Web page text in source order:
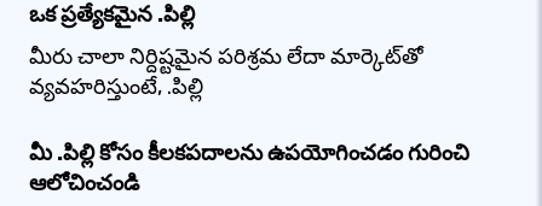
ఒక ప్రత్యేకమైన .పిల్లి
మీరు చాలా నిర్దిష్టమైన పరిశ్రమ లేదా మార్కెట్‌తో
వ్యవహరిస్తుంటే, .పిల్లి
మీ .పిల్లి కోసం కీలకపదాలను ఉపయోగించడం గురించి
ఆలోచించండి